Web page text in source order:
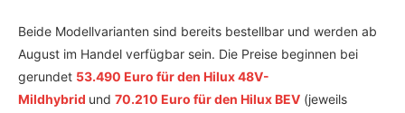
Beide Modellvarianten sind bereits bestellbar und werden ab
August im Handel verfügbar sein. Die Preise beginnen bei
gerundet 53.490 Euro für den Hilux 48V-
Mildhybrid und 70.210 Euro für den Hilux BEV (jeweils